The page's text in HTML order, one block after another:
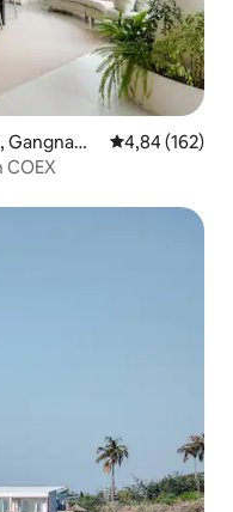
Gemiddelde
4,84 (162)